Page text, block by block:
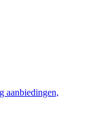
aanbiedingen,